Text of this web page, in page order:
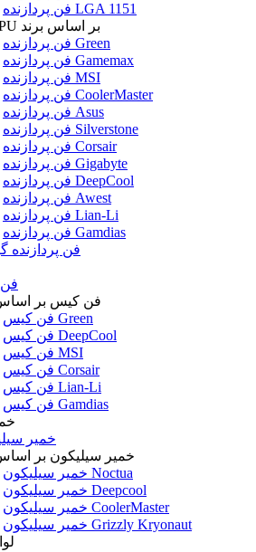
فن پردازنده LGA 1151
فن CPU بر اساس برند
فن پردازنده Green
فن پردازنده Gamemax
فن پردازنده MSI
فن پردازنده CoolerMaster
فن پردازنده Asus
فن پردازنده Silverstone
فن پردازنده Corsair
فن پردازنده Gigabyte
فن پردازنده DeepCool
فن پردازنده Awest
فن پردازنده Lian-Li
فن پردازنده Gamdias
فن پردازنده
فن کیس بر
فن کیس Green
فن کیس DeepCool
فن کیس MSI
فن کیس Corsair
فن کیس Lian-Li
فن کیس Gamdias
خمیر
خمیر سیلیکون بر
خمیر سیلیکون Noctua
خمیر سیلیکون Deepcool
خمیر سیلیکون CoolerMaster
خمیر سیلیکون Grizzly Kryonaut